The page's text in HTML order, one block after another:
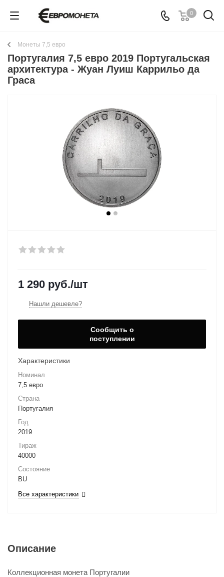
0
Монеты 7,5 евро
Португалия 7,5 евро 2019 Португальская
архитектура - Жуан Луиш Каррильо да
Граса
1 290 руб./шт
Нашли дешевле?
Сообщить о
поступлении
Характеристики
Номинал
7,5 евро
Страна
Португалия
Год
2019
Тираж
40000
Состояние
BU
Все характеристики
Описание
Коллекционная монета Португалии